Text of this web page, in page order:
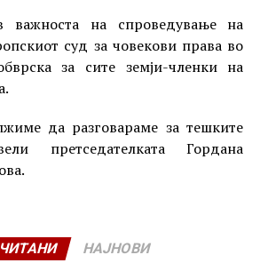
важноста на спроведување на
суд за човекови права во
за сите земји-членки на
да разговараме за тешките
претседателката Гордана
НАЈНОВИ